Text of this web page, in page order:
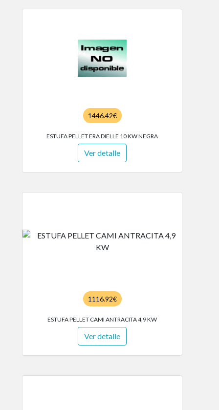
1446.42€
ESTUFA PELLET ERA DIELLE 10 KW NEGRA
Ver detalle
1116.92€
ESTUFA PELLET CAMI ANTRACITA 4,9 KW
Ver detalle